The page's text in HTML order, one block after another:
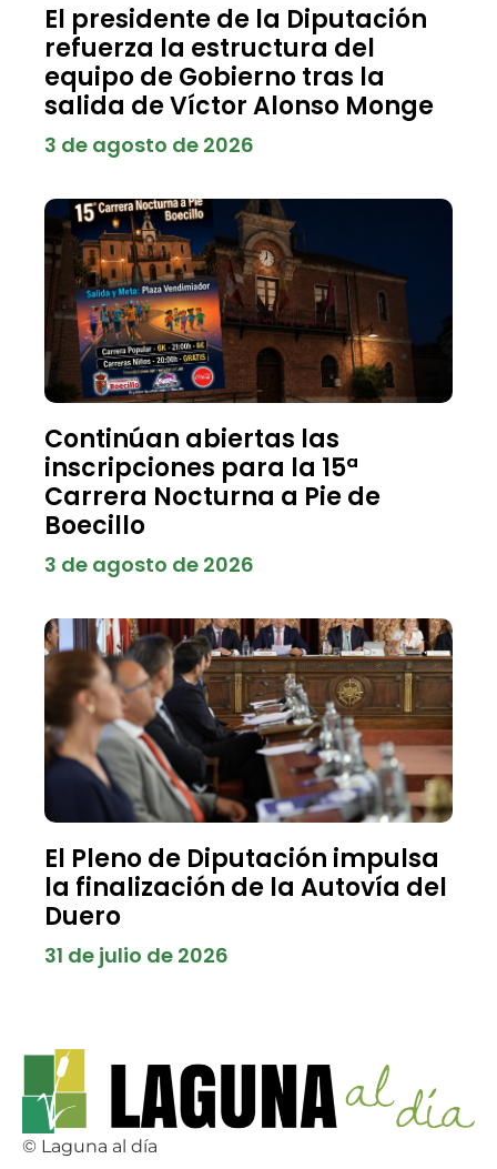
El presidente de la Diputación
refuerza la estructura del
equipo de Gobierno tras la
salida de Víctor Alonso Monge
3 de agosto de 2026
Continúan abiertas las
inscripciones para la 15ª
Carrera Nocturna a Pie de
Boecillo
3 de agosto de 2026
El Pleno de Diputación impulsa
la finalización de la Autovía del
Duero
31 de julio de 2026
© Laguna al día